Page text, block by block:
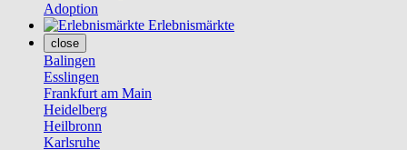
Adoption
Erlebnismärkte
close
Balingen
Esslingen
Frankfurt am Main
Heidelberg
Heilbronn
Karlsruhe